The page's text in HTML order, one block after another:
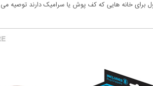
برای خانه هایی که کف پوش یا سرامیک دارند توصیه